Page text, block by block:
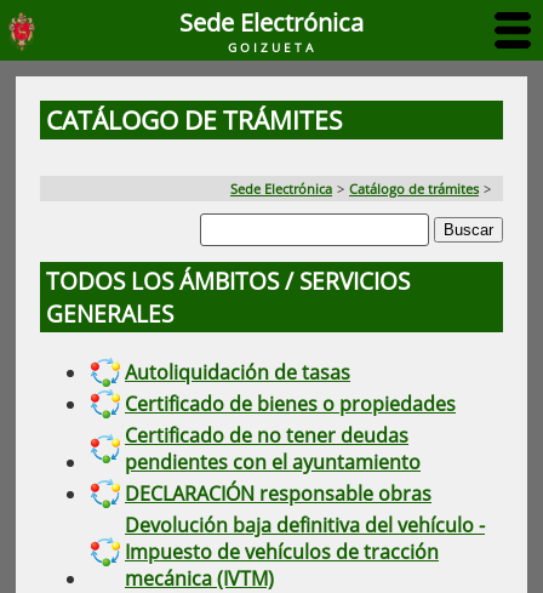
Sede Electrónica
GOIZUETA
CATÁLOGO DE TRÁMITES
Sede Electrónica > Catálogo de trámites >
TODOS LOS ÁMBITOS / SERVICIOS
GENERALES
Autoliquidación de tasas
Certificado de bienes o propiedades
Certificado de no tener deudas
pendientes con el ayuntamiento
DECLARACIÓN responsable obras
Devolución baja definitiva del vehículo -
Impuesto de vehículos de tracción
mecánica (IVTM)